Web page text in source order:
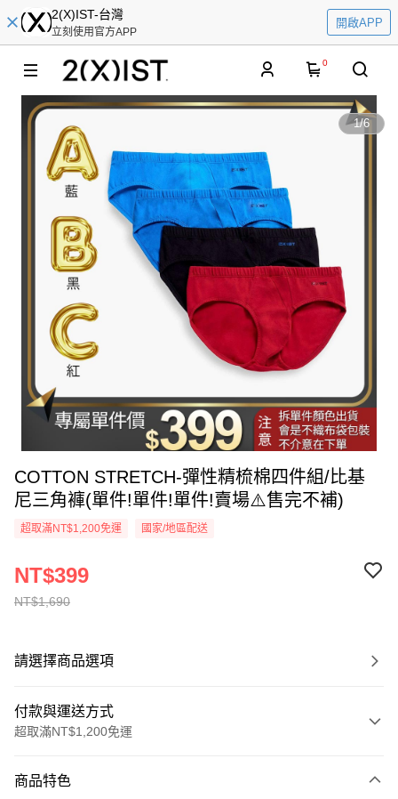
2(X)IST-台灣
立刻使用官方APP
開啟APP
0
1/6
COTTON STRETCH-彈性精梳棉四件組/比基
尼三角褲(單件!單件!單件!賣場⚠️售完不補)
超取滿NT$1,200免運 國家/地區配送
NT$1,690
NT$399
請選擇商品選項
付款與運送方式
超取滿NT$1,200免運
信用卡一次付款
商品特色